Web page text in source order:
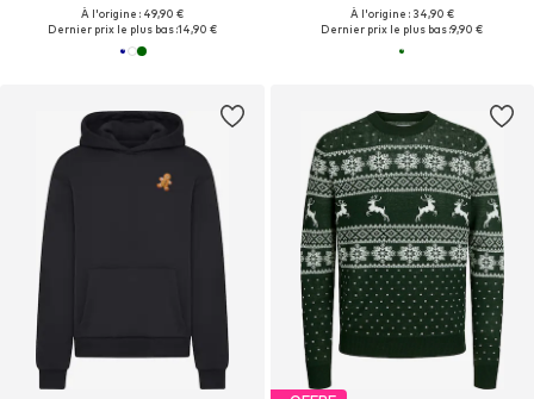
À l'origine : 49,90 €
Dernier prix le plus bas :14,90 €
À l'origine : 34,90 €
Dernier prix le plus bas :9,90 €